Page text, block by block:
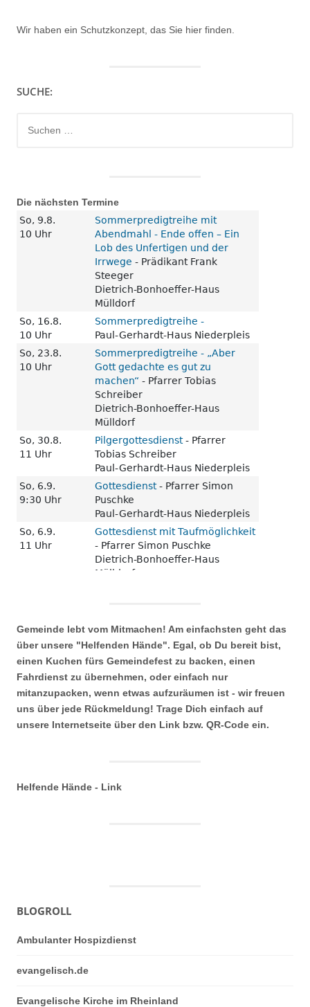
Wir haben ein Schutzkonzept, das Sie hier finden.
SUCHE:
nach:
Die nächsten Termine
Gemeinde lebt vom Mitmachen! Am einfachsten geht das
über unsere "Helfenden Hände". Egal, ob Du bereit bist,
einen Kuchen fürs Gemeindefest zu backen, einen
Fahrdienst zu übernehmen, oder einfach nur
mitanzupacken, wenn etwas aufzuräumen ist - wir freuen
uns über jede Rückmeldung! Trage Dich einfach auf
unsere Internetseite über den Link bzw. QR-Code ein.
Helfende Hände - Link
BLOGROLL
Ambulanter Hospizdienst
evangelisch.de
Evangelische Kirche im Rheinland